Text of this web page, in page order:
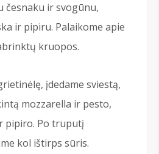
česnaku ir svogūnu,
ir pipiru. Palaikome apie
kruopos.
įdedame sviestą,
mozzarella ir pesto,
pipiro. Po truputį
kol ištirps sūris.